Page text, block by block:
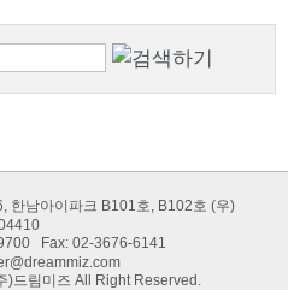
한남아이파크 B101호, B102호 (우)
Fax: 02-3676-6141
드림미즈 All Right Reserved.